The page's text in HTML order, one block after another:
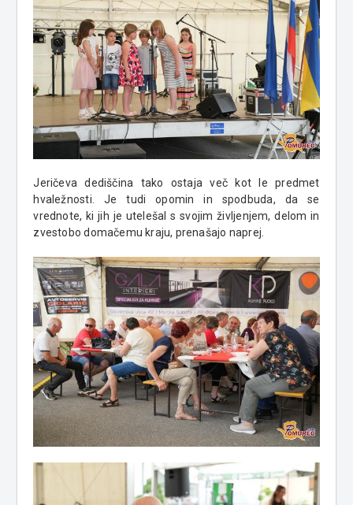
Jeričeva dediščina tako ostaja več kot le predmet
hvaležnosti. Je tudi opomin in spodbuda, da se
vrednote, ki jih je utelešal s svojim življenjem, delom in
zvestobo domačemu kraju, prenašajo naprej.